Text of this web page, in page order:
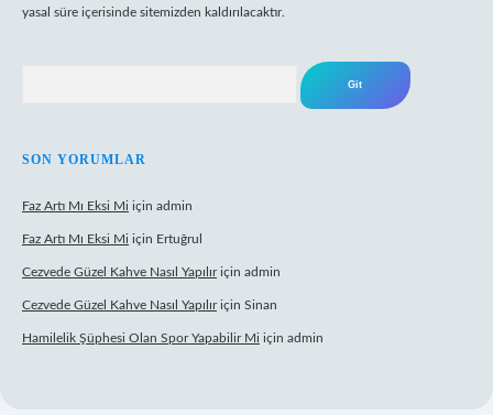
yasal süre içerisinde sitemizden kaldırılacaktır.
SON YORUMLAR
Faz Artı Mı Eksi Mi için admin
Faz Artı Mı Eksi Mi için Ertuğrul
Cezvede Güzel Kahve Nasıl Yapılıriçin admin
Cezvede Güzel Kahve Nasıl Yapılıriçin Sinan
Hamilelik Şüphesi Olan Spor Yapabilir Mi için admin